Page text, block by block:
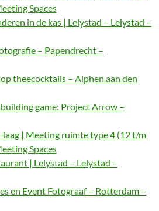
Spaces
in de kas | Lelystad – Lelystad –
– Papendrecht –
theecocktails – Alphen aan den
game: Project Arrow –
| Meeting ruimte type 4 (12 t/m
Spaces
| Lelystad – Lelystad –
en Event Fotograaf – Rotterdam –